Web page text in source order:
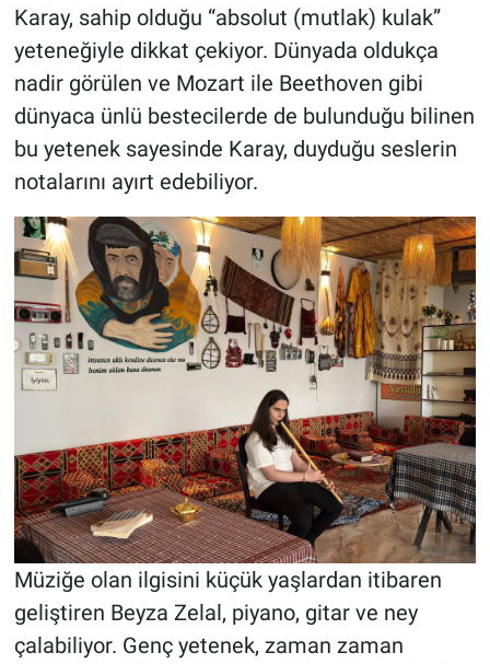
Karay, sahip olduğu “absolut (mutlak) kulak”
yeteneğiyle dikkat çekiyor. Dünyada oldukça
nadir görülen ve Mozart ile Beethoven gibi
dünyaca ünlü bestecilerde de bulunduğu bilinen
bu yetenek sayesinde Karay, duyduğu seslerin
notalarını ayırt edebiliyor.
Müziğe olan ilgisini küçük yaşlardan itibaren
geliştiren Beyza Zelal, piyano, gitar ve ney
çalabiliyor. Genç yetenek, zaman zaman